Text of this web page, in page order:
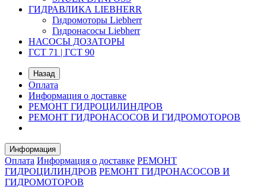
ГИДРАВЛИКА LIEBHERR
Гидромоторы Liebherr
Гидронасосы Liebherr
НАСОСЫ ДОЗАТОРЫ
ГСТ 71 | ГСТ 90
Назад
Оплата
Информация о доставке
РЕМОНТ ГИДРОЦИЛИНДРОВ
РЕМОНТ ГИДРОНАСОСОВ И ГИДРОМОТОРОВ
Информация
Оплата Информация о доставке РЕМОНТ
ГИДРОЦИЛИНДРОВ РЕМОНТ ГИДРОНАСОСОВ И
ГИДРОМОТОРОВ